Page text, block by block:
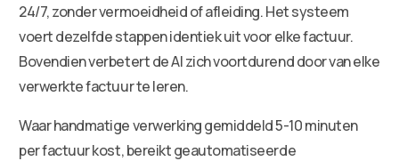
24/7, zonder vermoeidheid of afleiding. Het systeem
voert dezelfde stappen identiek uit voor elke factuur.
Bovendien verbetert de AI zich voortdurend door van elke
verwerkte factuur te leren.
Waar handmatige verwerking gemiddeld 5-10 minuten
per factuur kost, bereikt geautomatiseerde